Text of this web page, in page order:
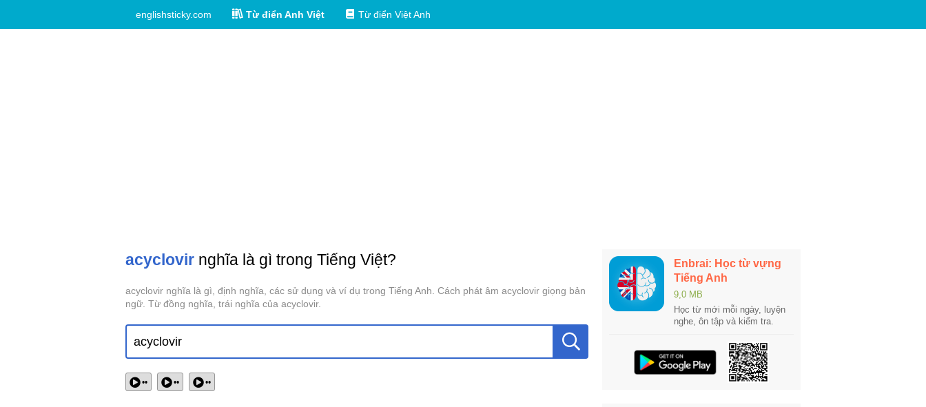
englishsticky.com Từ điển Anh Việt Từ điển Việt Anh
acyclovir nghĩa là gì trong Tiếng Việt?
acyclovir nghĩa là gì, định nghĩa, các sử dụng và ví dụ trong Tiếng Anh. Cách phát âm acyclovir giọng bản
ngữ. Từ đồng nghĩa, trái nghĩa của acyclovir.
•• •• ••
Enbrai: Học từ vựng
Tiếng Anh
9,0 MB
Học từ mới mỗi ngày, luyện
nghe, ôn tập và kiểm tra.